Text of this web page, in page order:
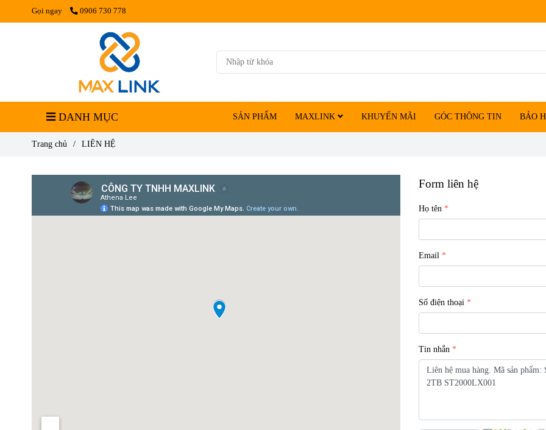
Gọi ngay 0906 730 778
DANH MỤC SẢN PHẨM MAXLINK KHUYẾN MÃI GÓC THÔNG TIN BẢO
Trang chủ / LIÊN HỆ
Form liên hệ
Họ tên
Email
Số điện thoại
Tin nhắn